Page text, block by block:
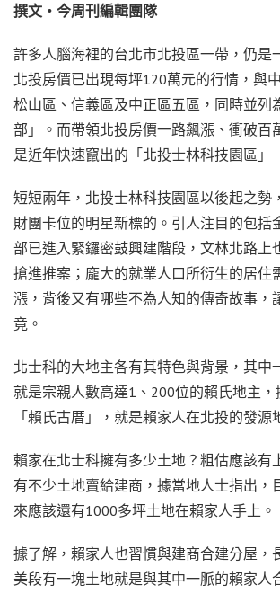
撰文‧今周刊編輯團隊
許多人腦海裡的台北市北投區一帶，仍是
北投房價已出現每坪120萬元的行情，與
松山區、信義區及中正區五區，同時並列
部」。而帶領北投房價一路飆漲、衝破百
是近年快速竄出的「北投士林科技園區」
短短兩年，北投士林科技園區以後起之勢
財團卡位的明星新標的。引人注目的包括
部已進入緊鑼密鼓興建階段，文林北路上
搶進推案；龐大的就業人口所衍生的居住
漲，背後又有哪些不為人知的傳奇故事，
竟。
北士科的大地主各有其特色與背景，其中
就是宗親人數高達1、200位的賴氏地主，
「賴氏古厝」，就是賴家人在北投的發源
賴家在北士科擁有多少土地？粗估應該有
有不少土地賣給建商，據當地人士指出，
來應該還有1000多坪土地在賴家人手上。
據了解，賴家人也習慣與建商合建分屋，
美段有一塊土地就是與其中一脈的賴家人